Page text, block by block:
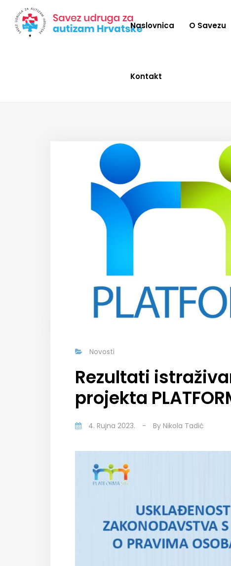
Naslovnica O Savezu
Kontakt
Novosti
Rezultati
projekta
4. Rujna 2023. - By Nikola Tadić